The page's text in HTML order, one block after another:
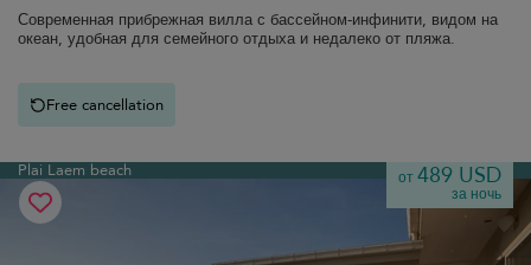
Современная прибрежная вилла с бассейном-инфинити, видом на
океан, удобная для семейного отдыха и недалеко от пляжа.
Free cancellation
Plai Laem beach от489 USD
за ночь